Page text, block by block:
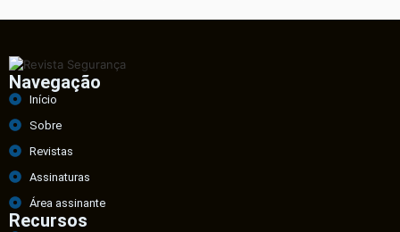
Navegação
Início
Sobre
Revistas
Assinaturas
Área assinante
Recursos